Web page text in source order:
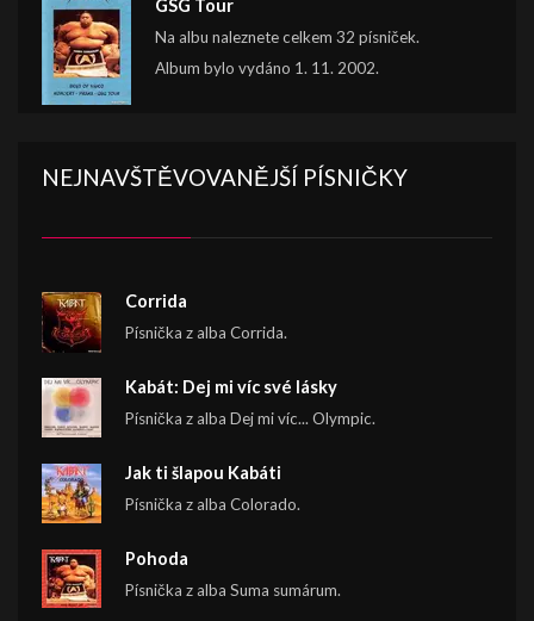
GSG Tour
Na albu naleznete celkem 32 písniček.
Album bylo vydáno 1. 11. 2002.
NEJNAVŠTĚVOVANĚJŠÍ PÍSNIČKY
Corrida
Písnička z alba Corrida.
Kabát: Dej mi víc své lásky
Písnička z alba Dej mi víc... Olympic.
Jak ti šlapou Kabáti
Písnička z alba Colorado.
Pohoda
Písnička z alba Suma sumárum.